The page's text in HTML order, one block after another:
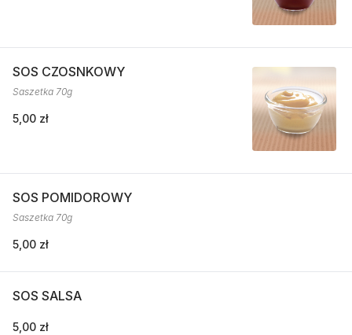
SOS CZOSNKOWY
Saszetka 70g
5,00 zł
SOS POMIDOROWY
Saszetka 70g
5,00 zł
SOS SALSA
5,00 zł